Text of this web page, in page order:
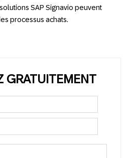
SAP Signavio peuvent
processus achats.
GRATUITEMENT